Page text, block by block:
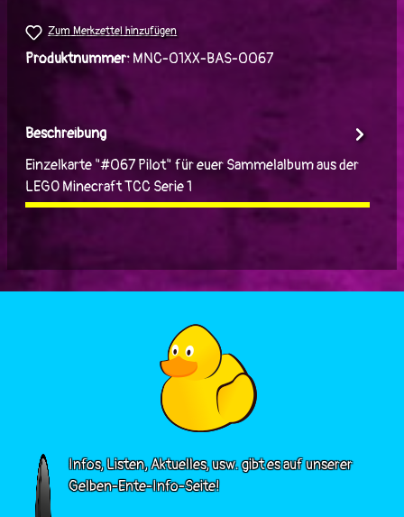
Zum Merkzettel hinzufügen
Produktnummer: MNC-01XX-BAS-0067
Beschreibung
Einzelkarte "#067 Pilot" für euer Sammelalbum aus der
LEGO Minecraft TCC Serie 1
Infos, Listen, Aktuelles, usw. gibt es auf unserer
Gelben-Ente-Info-Seite!